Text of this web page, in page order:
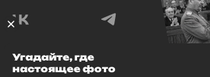
© 1999–2026 Все права защищены.
Угадайте, где
настоящее фото